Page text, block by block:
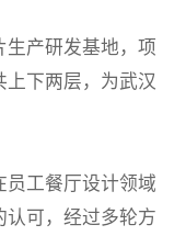
生产研发基地，项
上下两层，为武汉
员工餐厅设计领域
认可，经过多轮方